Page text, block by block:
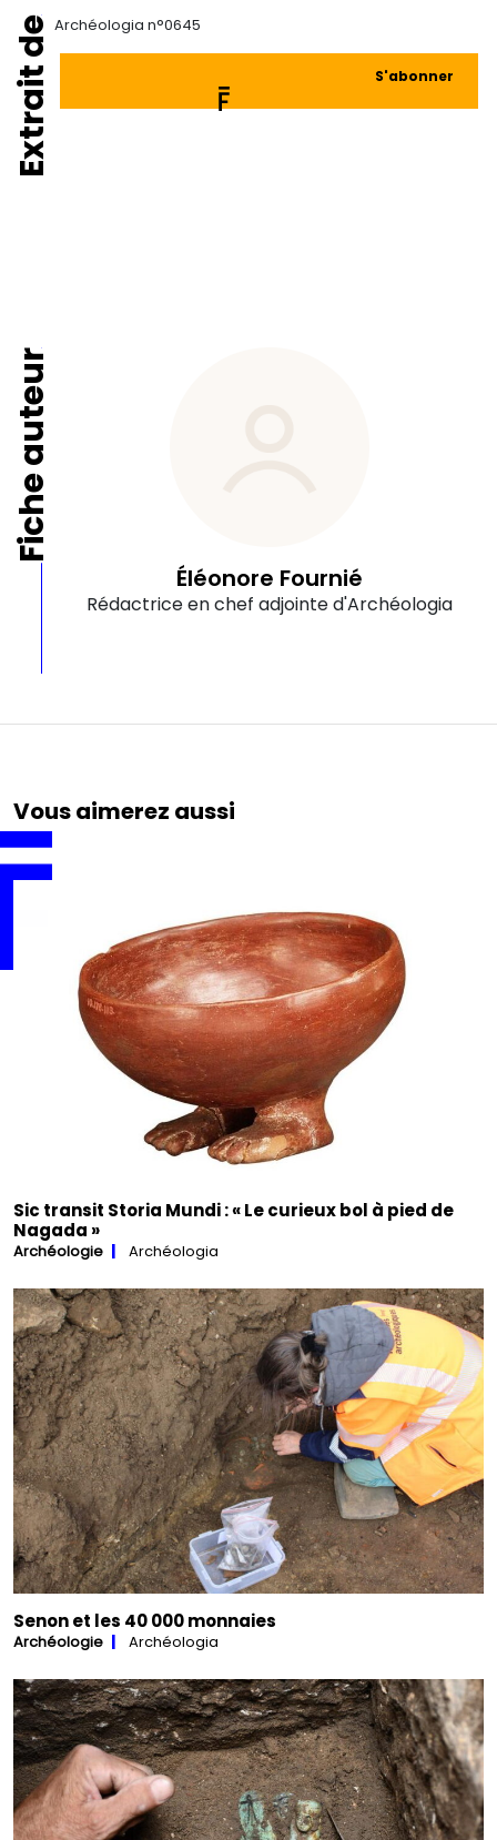
Extrait de Archéologia n°0645
S'abonner
Fiche auteur
Éléonore Fournié
Rédactrice en chef adjointe d'Archéologia
Vous aimerez aussi
Sic transit Storia Mundi : « Le curieux bol à pied de
Nagada »
Archéologie Archéologia
Senon et les 40 000 monnaies
Archéologie Archéologia